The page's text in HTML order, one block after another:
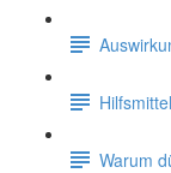
Warum